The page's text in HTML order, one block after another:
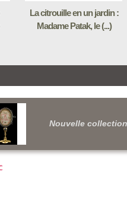
La citrouille en un jardin :
Madame Patak, le (...)
Nouvelle collection